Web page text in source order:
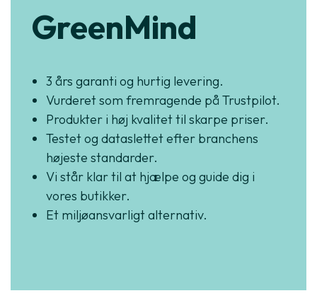
GreenMind
3 års garanti og hurtig levering.
Vurderet som fremragende på Trustpilot.
Produkter i høj kvalitet til skarpe priser.
Testet og dataslettet efter branchens
højeste standarder.
Vi står klar til at hjælpe og guide dig i
vores butikker.
Et miljøansvarligt alternativ.